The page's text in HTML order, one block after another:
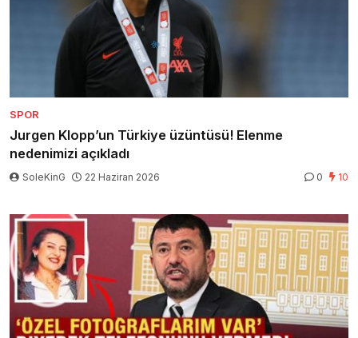
SPOR
Jurgen Klopp’un Türkiye üzüntüsü! Elenme
nedenimizi açıkladı
SoleKinG 22 Haziran 2026 0 10